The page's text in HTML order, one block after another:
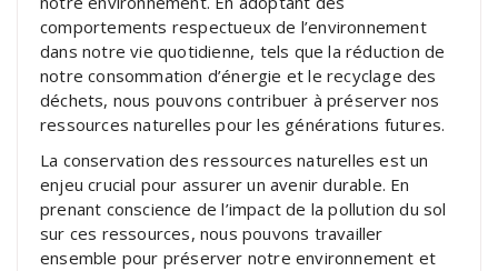
comportements respectueux de l’environnement
dans notre vie quotidienne, tels que la réduction de
notre consommation d’énergie et le recyclage des
déchets, nous pouvons contribuer à préserver nos
ressources naturelles pour les générations futures.
La conservation des ressources naturelles est un
enjeu crucial pour assurer un avenir durable. En
prenant conscience de l’impact de la pollution du sol
sur ces ressources, nous pouvons travailler
ensemble pour préserver notre environnement et